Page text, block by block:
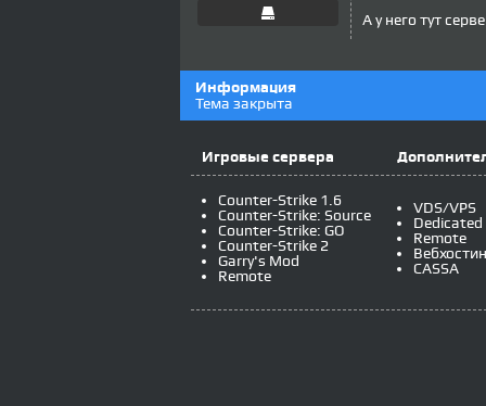
А у него тут
Информация
Тема закрыта
Игровые сервера
Counter-Strike 1.6
Counter-Strike: Source
Counter-Strike: GO
Counter-Strike 2
Garry's Mod
Remote
VDS/VPS
Dedicated
Remote
CASSA